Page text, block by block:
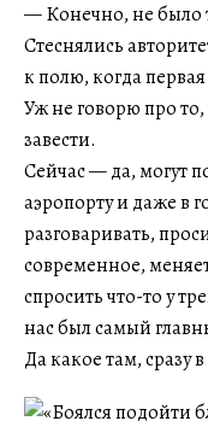
— Конечно, не было
Стеснялись
к полю, когда
Уж не говорю про
завести.
Сейчас — да, могут
аэропорту и даже в
разговаривать,
современное,
спросить что-то у
нас был самый
Да какое там, сразу